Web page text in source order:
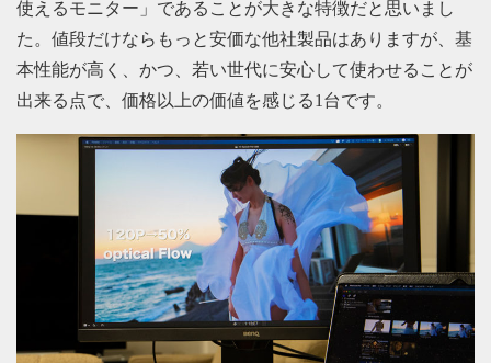
使えるモニター」であることが大きな特徴だと思いまし
た。値段だけならもっと安価な他社製品はありますが、基
本性能が高く、かつ、若い世代に安心して使わせることが
出来る点で、価格以上の価値を感じる1台です。